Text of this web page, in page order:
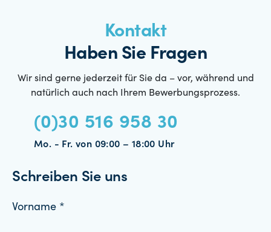
Kontakt
Haben Sie Fragen
Wir sind gerne jederzeit für Sie da – vor, während und
natürlich auch nach Ihrem Bewerbungsprozess.
(0)30 516 958 30
Mo. - Fr. von 09:00 – 18:00 Uhr
Schreiben Sie uns
Vorname *